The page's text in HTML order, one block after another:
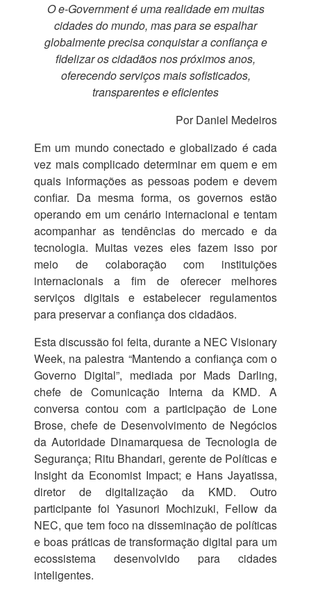
O e-Government é uma realidade em muitas
cidades do mundo, mas para se espalhar
globalmente precisa conquistar a confiança e
fidelizar os cidadãos nos próximos anos,
oferecendo serviços mais sofisticados,
transparentes e eficientes
Por Daniel Medeiros
Em um mundo conectado e globalizado é cada
vez mais complicado determinar em quem e em
quais informações as pessoas podem e devem
confiar. Da mesma forma, os governos estão
operando em um cenário internacional e tentam
acompanhar as tendências do mercado e da
tecnologia. Muitas vezes eles fazem isso por
meio de colaboração com instituições
internacionais a fim de oferecer melhores
serviços digitais e estabelecer regulamentos
para preservar a confiança dos cidadãos.
Esta discussão foi feita, durante a NEC Visionary
Week, na palestra “Mantendo a confiança com o
Governo Digital”, mediada por Mads Darling,
chefe de Comunicação Interna da KMD. A
conversa contou com a participação de Lone
Brose, chefe de Desenvolvimento de Negócios
da Autoridade Dinamarquesa de Tecnologia de
Segurança; Ritu Bhandari, gerente de Políticas e
Insight da Economist Impact; e Hans Jayatissa,
diretor de digitalização da KMD. Outro
participante foi Yasunori Mochizuki, Fellow da
NEC, que tem foco na disseminação de políticas
e boas práticas de transformação digital para um
ecossistema desenvolvido para cidades
inteligentes.